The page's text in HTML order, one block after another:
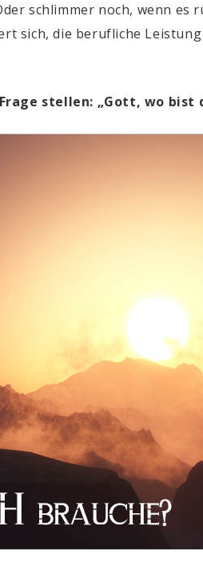
schlimmer noch, wenn
sich, die berufliche
stellen: „Gott, wo bist